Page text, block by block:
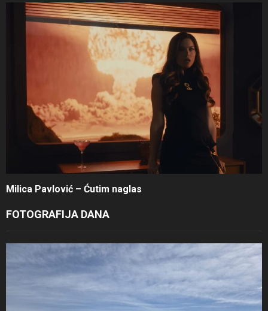
Milica Pavlović – Ćutim naglas
FOTOGRAFIJA DANA